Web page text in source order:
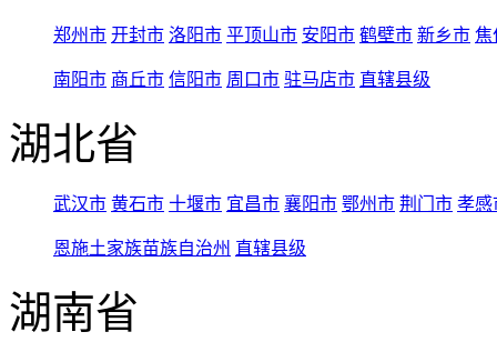
郑州市 开封市 洛阳市 平顶山市 安阳市 鹤壁市 新乡市 焦
南阳市 商丘市 信阳市 周口市 驻马店市 直辖县级
湖北省
武汉市 黄石市 十堰市 宜昌市 襄阳市 鄂州市 荆门市 孝感
恩施土家族苗族自治州 直辖县级
湖南省